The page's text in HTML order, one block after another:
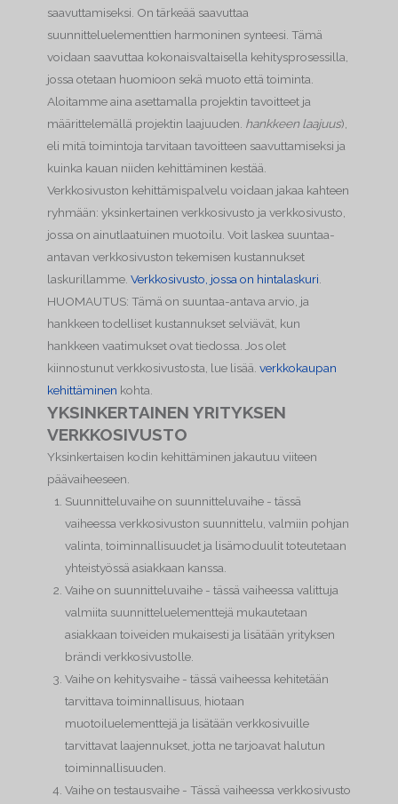
saavuttamiseksi. On tärkeää saavuttaa
suunnitteluelementtien harmoninen synteesi. Tämä
voidaan saavuttaa kokonaisvaltaisella kehitysprosessilla,
jossa otetaan huomioon sekä muoto että toiminta.
Aloitamme aina asettamalla projektin tavoitteet ja
määrittelemällä projektin laajuuden. hankkeen laajuus),
eli mitä toimintoja tarvitaan tavoitteen saavuttamiseksi ja
kuinka kauan niiden kehittäminen kestää.
Verkkosivuston kehittämispalvelu voidaan jakaa kahteen
ryhmään: yksinkertainen verkkosivusto ja verkkosivusto,
jossa on ainutlaatuinen muotoilu. Voit laskea suuntaa-
antavan verkkosivuston tekemisen kustannukset
laskurillamme. Verkkosivusto, jossa on hintalaskuri.
HUOMAUTUS: Tämä on suuntaa-antava arvio, ja
hankkeen todelliset kustannukset selviävät, kun
hankkeen vaatimukset ovat tiedossa. Jos olet
kiinnostunut verkkosivustosta, lue lisää. verkkokaupan
kehittäminen kohta.
YKSINKERTAINEN YRITYKSEN
VERKKOSIVUSTO
Yksinkertaisen kodin kehittäminen jakautuu viiteen
päävaiheeseen.
Suunnitteluvaihe on suunnitteluvaihe - tässä
vaiheessa verkkosivuston suunnittelu, valmiin pohjan
valinta, toiminnallisuudet ja lisämoduulit toteutetaan
yhteistyössä asiakkaan kanssa.
Vaihe on suunnitteluvaihe - tässä vaiheessa valittuja
valmiita suunnitteluelementtejä mukautetaan
asiakkaan toiveiden mukaisesti ja lisätään yrityksen
brändi verkkosivustolle.
Vaihe on kehitysvaihe - tässä vaiheessa kehitetään
tarvittava toiminnallisuus, hiotaan
muotoiluelementtejä ja lisätään verkkosivuille
tarvittavat laajennukset, jotta ne tarjoavat halutun
toiminnallisuuden.
Vaihe on testausvaihe - Tässä vaiheessa verkkosivusto